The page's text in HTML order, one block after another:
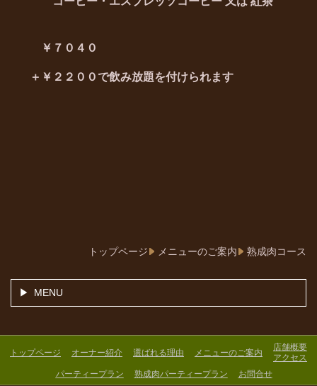
￥７０４０
＋￥２２００で飲み放題を付けられます
トップページ メニューのご案内 熟成肉コース
MENU
トップページ オーナー紹介 選ばれる理由 メニューのご案内
店舗概要
アクセス
パーティープラン
熟成肉パーティープラン お問合せ